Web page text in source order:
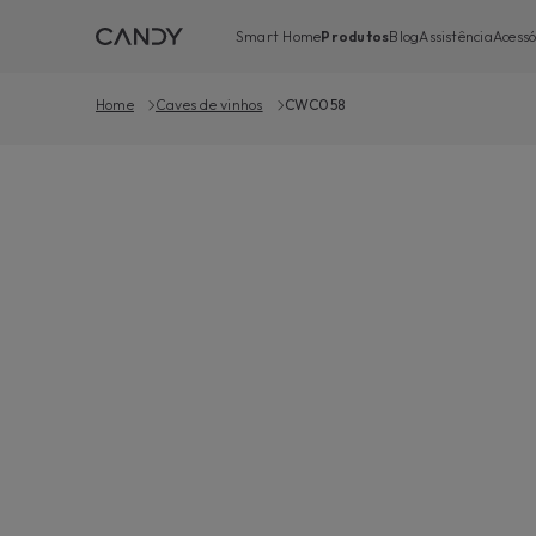
Smart HomeProdutosBlogAssistência
Home Caves de vinhos CWC058